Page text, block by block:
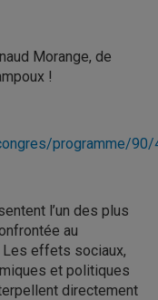
Morange, de
!
programme/
l’un des plus
au
Les effets sociaux,
et politiques
directement